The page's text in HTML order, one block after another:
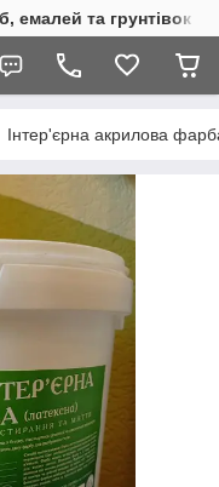
емалей та грунтівок
Інтер'єрна акрилова